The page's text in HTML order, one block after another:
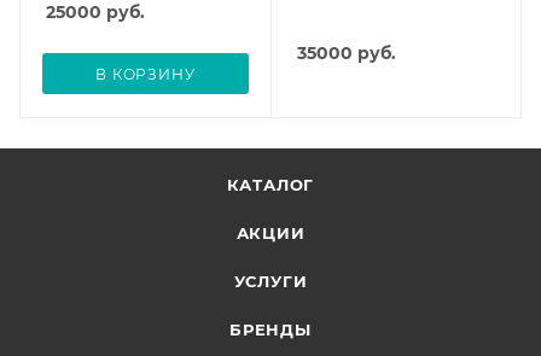
25000 руб.
В КОРЗИНУ
35000 руб.
КАТАЛОГ
АКЦИИ
УСЛУГИ
БРЕНДЫ